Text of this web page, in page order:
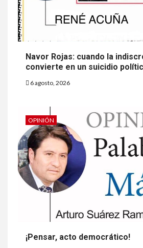
Navor Rojas: cuando la
convierte en un suicidio
6 agosto, 2026
OPINIÓN
¡Pensar, acto democrático!